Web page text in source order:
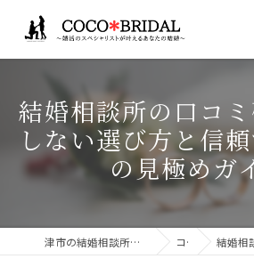
結婚相談所の口コ
しない選び方と信
の見極めガ
津市の結婚相談所ならCocoBridalココブライダル コラム 結婚相談所の口コ